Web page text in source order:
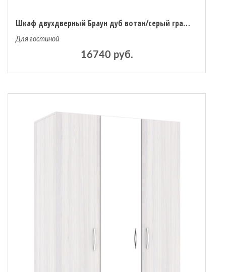
Шкаф двухдверный Браун дуб вотан/серый графит
Для гостиной
16740 руб.